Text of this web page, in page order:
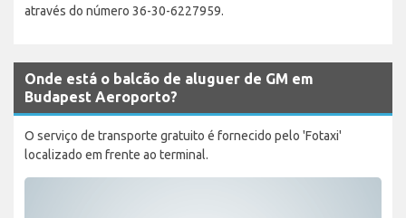
através do número 36-30-6227959.
Onde está o balcão de aluguer de GM em
Budapest Aeroporto?
O serviço de transporte gratuito é fornecido pelo 'Fotaxi'
localizado em frente ao terminal.